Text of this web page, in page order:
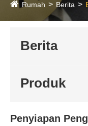
Rumah Berita
Berita
Produk
Penyiapan